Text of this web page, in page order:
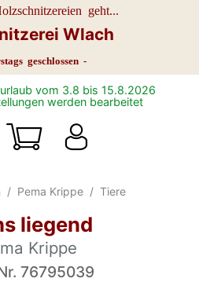
geht...
Wlach
geschlossen -
vom 3.8 bis 15.8.2026
werden bearbeitet
Pema Krippe Tiere
liegend
Krippe
76795039